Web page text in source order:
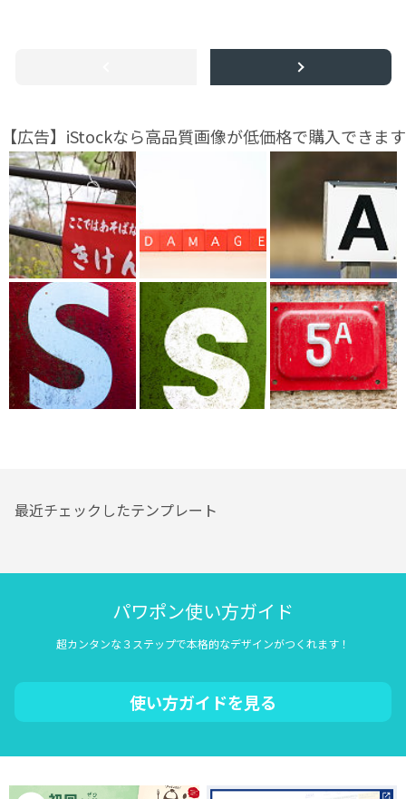
【広告】iStockなら高品質画像が低価格で購入できます
最近チェックしたテンプレート
パワポン使い方ガイド
超カンタンな３ステップで本格的なデザインがつくれます！
使い方ガイドを見る